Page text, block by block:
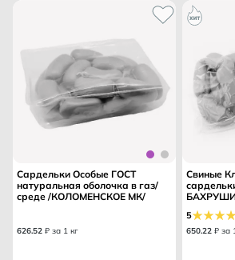
Сардельки Особые ГОСТ
натуральная оболочка в газ/
среде /КОЛОМЕНСКОЕ МК/
626.52 ₽ за 1 кг
Свиные
5
650.22 ₽ за